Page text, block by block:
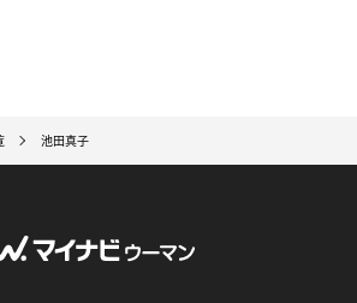
池田真子